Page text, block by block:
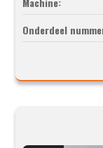
Onderdeel